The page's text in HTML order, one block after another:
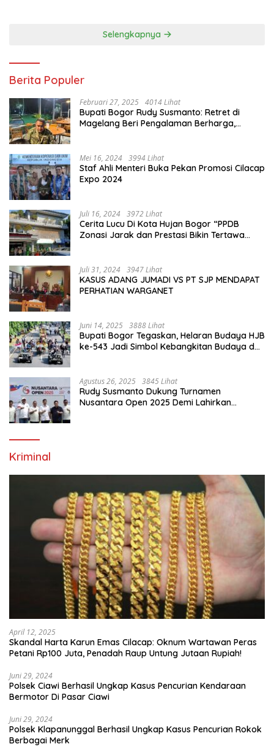
Selengkapnya
Berita Populer
Februari 27, 2025 4014 Lihat
Bupati Bogor Rudy Susmanto: Retret di
Magelang Beri Pengalaman Berharga,
Mei 16, 2024 3994 Lihat
Staf Ahli Menteri Buka Pekan Promosi Cilacap
Expo 2024
Juli 16, 2024 3972 Lihat
Cerita Lucu Di Kota Hujan Bogor “PPDB
Zonasi Jarak dan Prestasi Bikin Tertawa
Juli 31, 2024 3947 Lihat
KASUS ADANG JUMADI VS PT SJP MENDAPAT
PERHATIAN WARGANET
Juni 14, 2025 3888 Lihat
Bupati Bogor Tegaskan, Helaran Budaya HJB
ke-543 Jadi Simbol Kebangkitan Budaya dan
Agustus 26, 2025 3845 Lihat
Rudy Susmanto Dukung Turnamen
Nusantara Open 2025 Demi Lahirkan
Kriminal
April 12, 2025
Skandal Harta Karun Emas Cilacap: Oknum Wartawan Peras
Petani Rp100 Juta, Penadah Raup Untung Jutaan Rupiah!
Juni 29, 2024
Polsek Ciawi Berhasil Ungkap Kasus Pencurian Kendaraan
Bermotor Di Pasar Ciawi
Juni 29, 2024
Polsek Klapanunggal Berhasil Ungkap Kasus Pencurian Rokok
Berbagai Merk